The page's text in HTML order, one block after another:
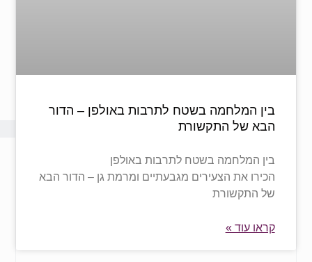
בין המלחמה בשטח לתרבות באולפן – הדור
הבא של התקשורת
בין המלחמה בשטח לתרבות באולפן
הכירו את הצעירים מגבעתיים ומרמת גן – הדור הבא
של התקשורת
קראו עוד »